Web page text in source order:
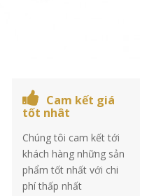
Cam kết giá
tốt nhât
Chúng tôi cam kết tới
khách hàng những sản
phẩm tốt nhất với chi
phí thấp nhất